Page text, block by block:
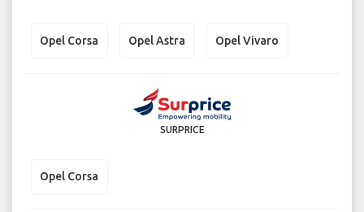
Opel Corsa Opel Astra Opel Vivaro
SURPRICE
Opel Corsa